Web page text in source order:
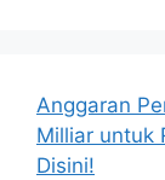
Anggaran
Milliar untuk
Disini!